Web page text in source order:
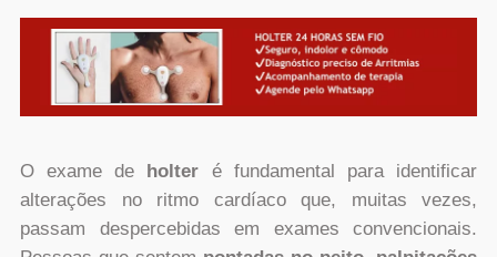
O exame de holter é fundamental para identificar
alterações no ritmo cardíaco que, muitas vezes,
passam despercebidas em exames convencionais.